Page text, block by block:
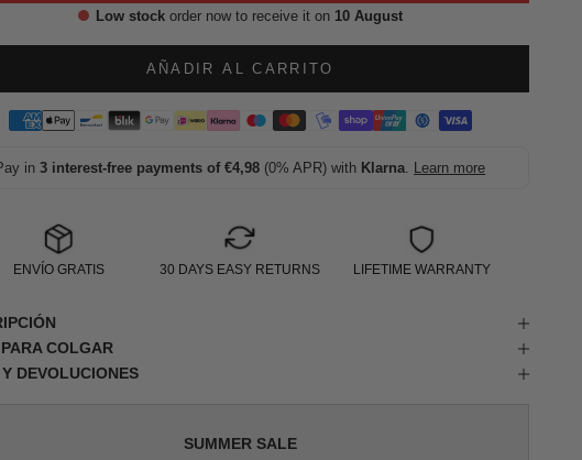
Low stockorder now to receive it on 10 August
AÑADIR AL CARRITO
in3 interest-free payments of €4,98 (0% APR) with Klarna. Learn more
ENVÍO GRATIS 30 DAYS EASY RETURNS LIFETIME WARRANTY
COLGAR
DEVOLUCIONES
SUMMER SALE